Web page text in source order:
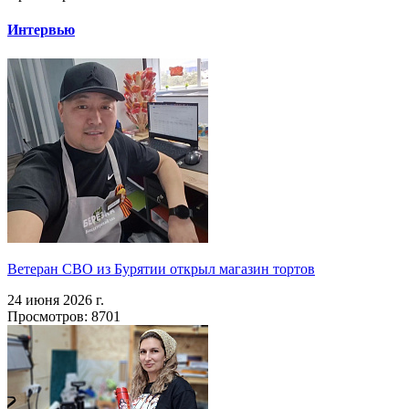
Интервью
Ветеран СВО из Бурятии открыл магазин тортов
24 июня 2026 г.
Просмотров: 8701